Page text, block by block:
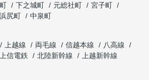
下之城町 元総社町
宮子町
浜尻町
中泉町
上越線 両毛線 信越本線
八高線
上信電鉄 北陸新幹線
上越新幹線